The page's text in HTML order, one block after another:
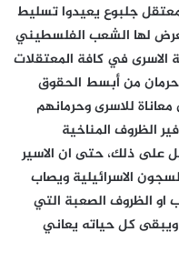
جلبوع يعيدوا تسليط
لها الشعب الفلسطيني
في كافة المعتقلات
من أبسط الحقوق
للاسرى وحرمانهم
الظروف المناخية
على ذلك، حتى ان الاسير
الاسرائيلية ويصاب
او الظروف الصعبة التي
كل حياته يعاني